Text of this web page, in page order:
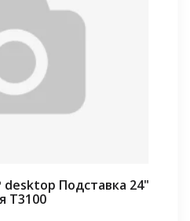
desktop Подставка 24"
T3100